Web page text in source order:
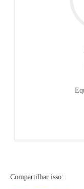
Compartilhar isso: